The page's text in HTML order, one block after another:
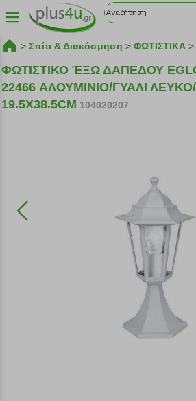
> Σπίτι & Διακόσμηση > ΦΩΤΙΣΤΙΚΑ >
ΦΩΤΙΣΤΙΚΟ ΈΞΩ ΔΑΠΕΔΟΥ
22466 ΑΛΟΥΜΙΝΙΟ/ΓΥΑΛΙ
19.5X38.5CM 104020207